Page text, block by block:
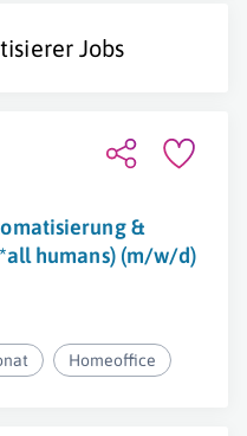
Jobs
&
humans) (m/w/d)
Homeoffice